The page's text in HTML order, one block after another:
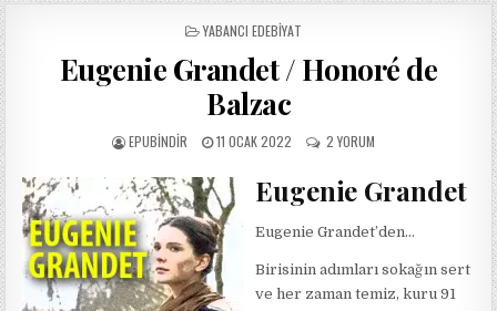
POSTED
YABANCI EDEBIYAT
Eugenie Grandet / Honoré de
Balzac
AUTHOR:
EPUBINDIR
PUBLISHED
11 OCAK 2022
EUGENIE
HONORÉ
BALZAC
2 YORUM
Eugenie Grandet
Eugenie Grandet’den…
Birisinin adımları sokağın sert
ve her zaman temiz, kuru 91